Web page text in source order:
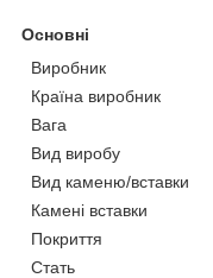
Основні
Виробник
Країна виробник
Вага
Вид виробу
Вид каменю/вставки
Камені вставки
Покриття
Стать